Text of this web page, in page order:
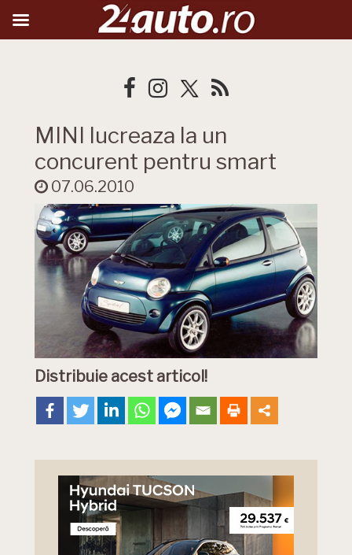
MINI lucreaza la un
concurent pentru smart
07.06.2010
Distribuie acest articol!